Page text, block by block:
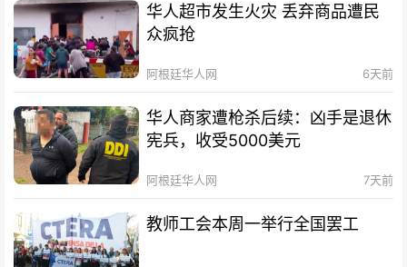
华人超市发生火灾 丢弃商品遭民
众疯抢
阿根廷华人网 6天前
华人商家遭枪杀后续：凶手是退休
宪兵，收受5000美元
阿根廷华人网 7天前
教师工会本周一举行全国罢工